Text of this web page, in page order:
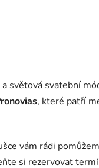
světová svatební
, které patří
vám rádi
si rezervovat